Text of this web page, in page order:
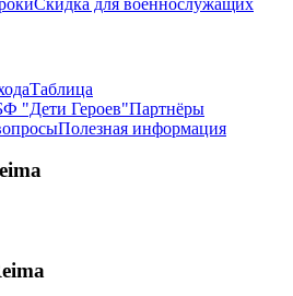
Скидка для военнослужащих
Таблица
"Дети Героев"Партнёры
Полезная информация